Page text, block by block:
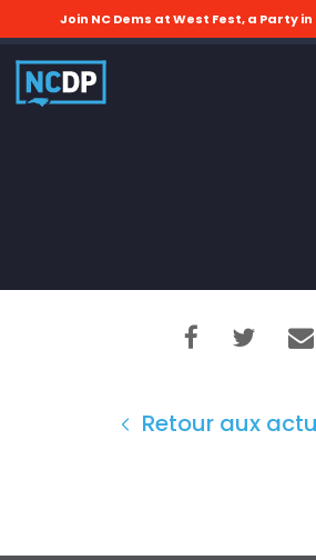
Join NC Dems at West Fest, a Party
Retour aux